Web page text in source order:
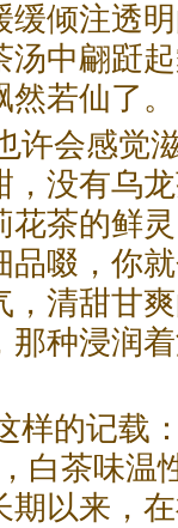
倾注透
中翩跹
若仙了。
许会感觉
，没有乌
茶的鲜
品啜，你
，清甜甘
种浸润
样的记载
白茶味温
期以来，